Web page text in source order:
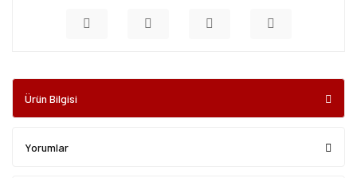
Ürün Bilgisi
Yorumlar